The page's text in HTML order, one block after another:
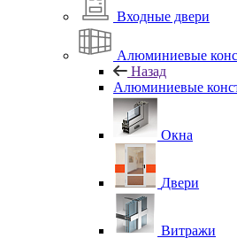
Входные двери
Алюминиевые
Назад
Алюминиевые
Окна
Двери
Витражи